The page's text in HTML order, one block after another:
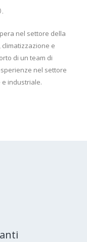
nel settore della
e
di un team di
nel settore
industriale.